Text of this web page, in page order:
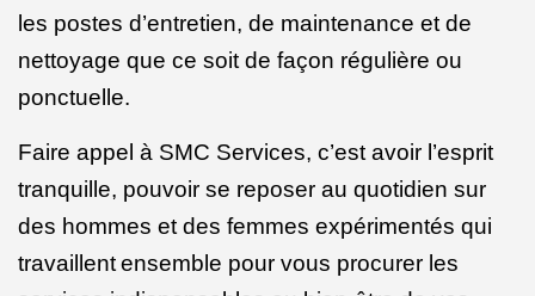
les postes d’entretien, de maintenance et de
nettoyage que ce soit de façon régulière ou
ponctuelle.
Faire appel à SMC Services, c’est avoir l’esprit
tranquille, pouvoir se reposer au quotidien sur
des hommes et des femmes expérimentés qui
travaillentensemble pour vous procurer les